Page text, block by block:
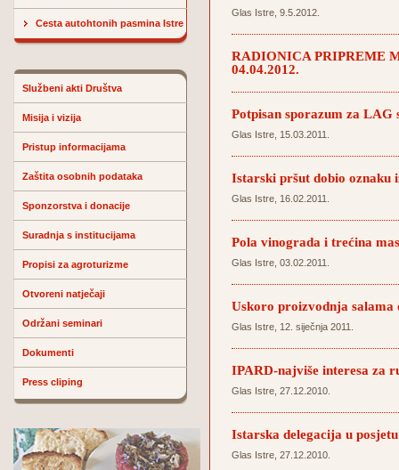
Cesta autohtonih pasmina Istre
Službeni akti Društva
Misija i vizija
Pristup informacijama
Zaštita osobnih podataka
Sponzorstva i donacije
Suradnja s institucijama
Propisi za agroturizme
Otvoreni natječaji
Održani seminari
Dokumenti
Press cliping
Glas Istre, 9.5.2012.
RADIONICA PRIPREME
04.04.2012.
Potpisan sporazum za LAG
Glas Istre, 15.03.2011.
Istarski pršut dobio oznaku
Glas Istre, 16.02.2011.
Pola vinograda i trećina
Glas Istre, 03.02.2011.
Uskoro proizvodnja salama
Glas Istre, 12. siječnja 2011.
IPARD-najviše interesa za
Glas Istre, 27.12.2010.
Istarska delegacija u
Glas Istre, 27.12.2010.